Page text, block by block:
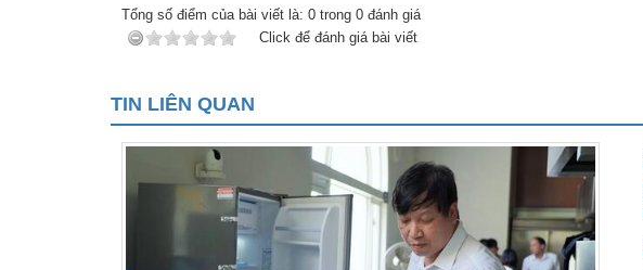
Tổng số điểm của bài viết là: 0 trong 0 đánh giá
Click để đánh giá bài viết
TIN LIÊN QUAN